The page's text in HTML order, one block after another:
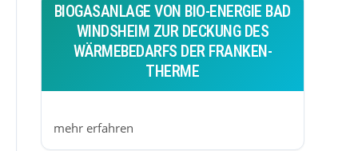
BIOGASANLAGE VON BIO-ENERGIE BAD
WINDSHEIM ZUR DECKUNG DES
WÄRMEBEDARFS DER FRANKEN-
THERME
mehr erfahren